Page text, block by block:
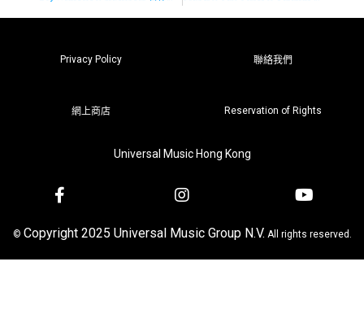
Privacy Policy 聯絡我們
網上商店 Reservation of Rights
Universal Music Hong Kong
© Copyright 2025 Universal Music Group N.V. All rights reserved.